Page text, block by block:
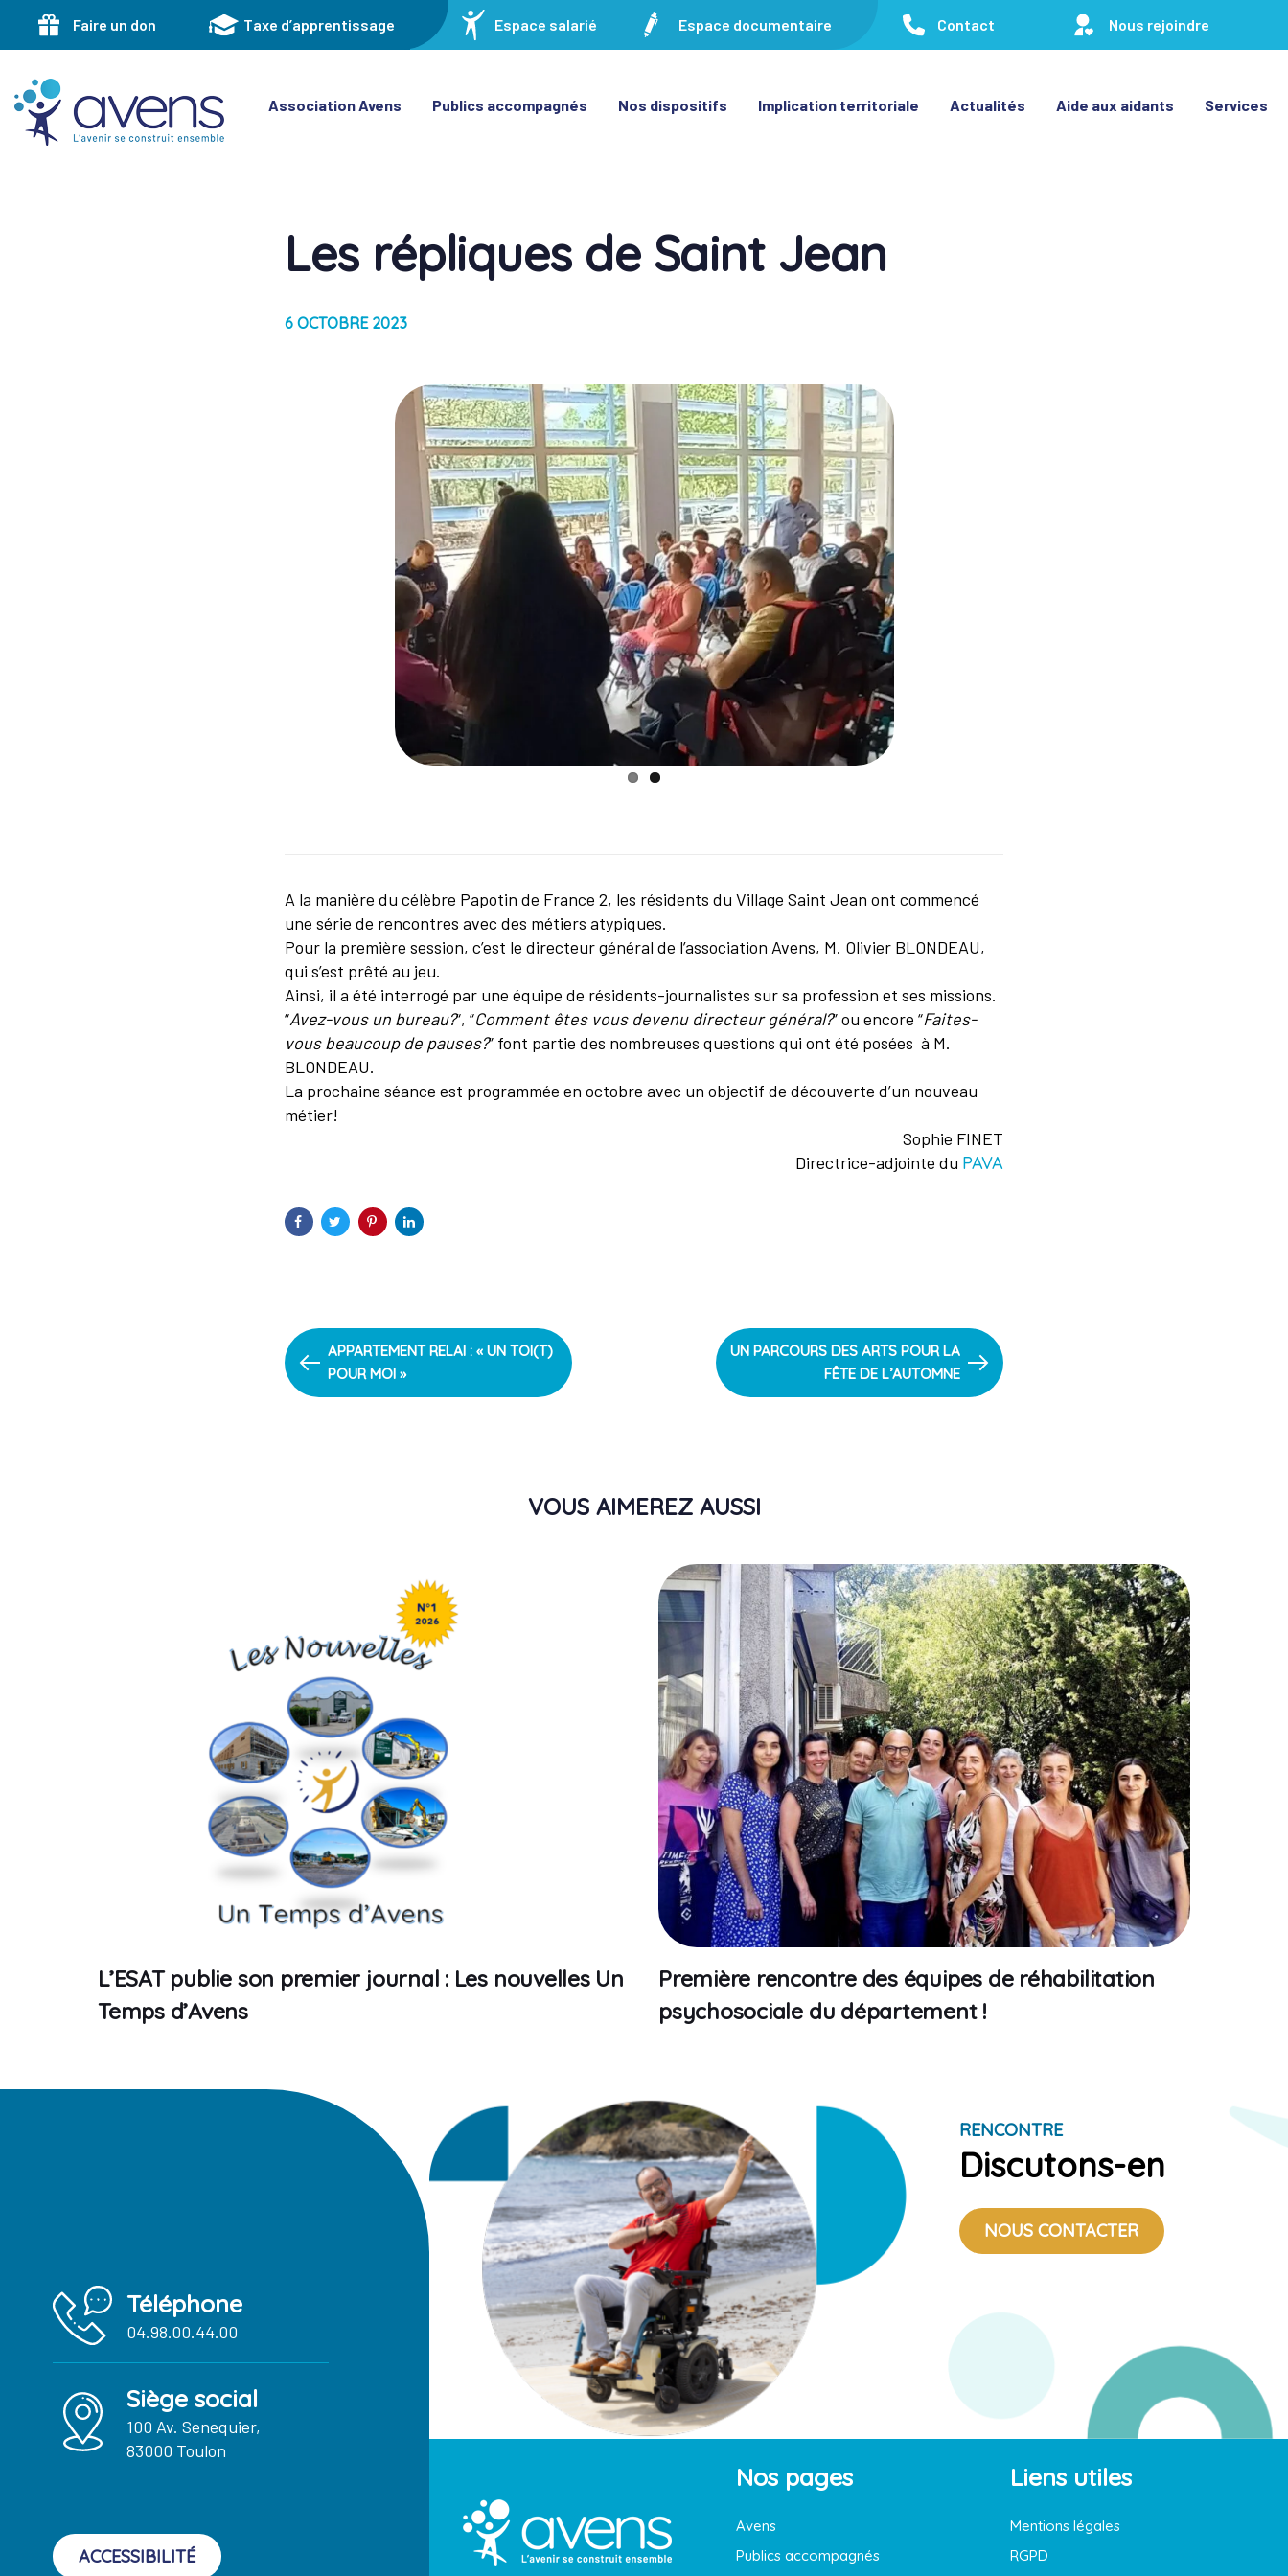
navigation
Skip
Faire un don Taxe d’apprentissage Espace salarié Espace documentaire Contact Nous rejoindre
Association Avens Publics accompagnés Nos dispositifs Implication territoriale Actualités Aide aux aidants Services
Les répliques de Saint Jean
6 OCTOBRE 2023
A la manière du célèbre Papotin de France 2, les résidents du Village Saint Jean ont commencé
une série de rencontres avec des métiers atypiques.
Pour la première session, c’est le directeur général de l’association Avens, M. Olivier BLONDEAU,
qui s’est prêté au jeu.
Ainsi, il a été interrogé par une équipe de résidents-journalistes sur sa profession et ses missions.
“Avez-vous un bureau?“, “Comment êtes vous devenu directeur général?” ou encore “Faites-
vous beaucoup de pauses?” font partie des nombreuses questions qui ont été posées à M.
BLONDEAU.
La prochaine séance est programmée en octobre avec un objectif de découverte d’un nouveau
métier!
Sophie FINET
Directrice-adjointe du PAVA
Post
navigation
PREVIOUS
ARTICLE
APPARTEMENT RELAI : « UN TOI(T)
POUR MOI »
NEXT
UN PARCOURS DES ARTS POUR LA
FÊTE DE L’AUTOMNE
VOUS AIMEREZ AUSSI
L’ESAT publie son premier journal : Les nouvelles Un
Temps d’Avens
Première rencontre des équipes de réhabilitation
psychosociale du département !
Téléphone
04.98.00.44.00
Siège social
100 Av. Senequier,
83000 Toulon
ACCESSIBILITÉ
RENCONTRE
Discutons-en
NOUS CONTACTER
Nos pages
Avens
Publics accompagnés
Liens utiles
Mentions légales
RGPD